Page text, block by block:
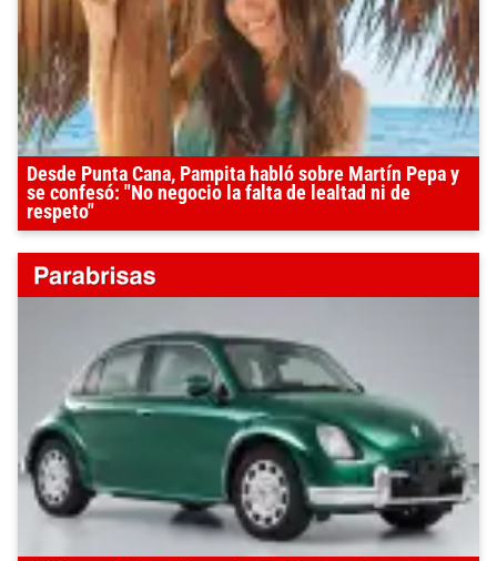
Desde Punta Cana, Pampita habló sobre Martín Pepa y
se confesó: "No negocio la falta de lealtad ni de
respeto"